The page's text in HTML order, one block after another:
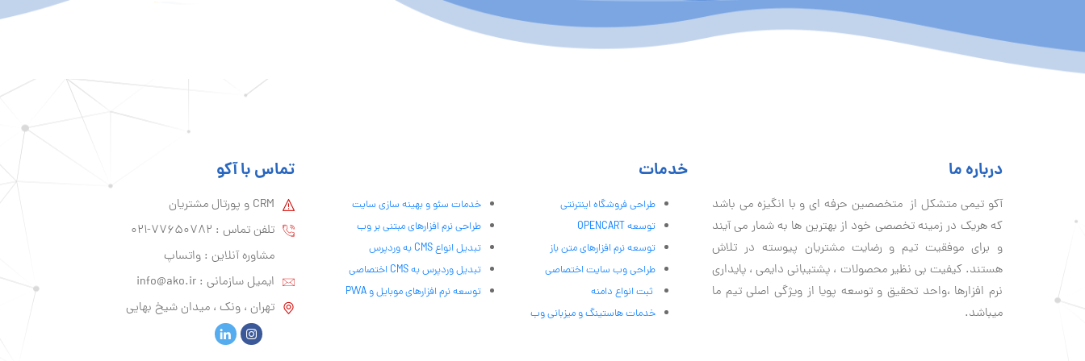
درباره ما
آكو تيمی متشکل از متخصصین حرفه ای و با انگیزه می باشد
که هریک در زمینه تخصصی خود از بهترین ها به شمار می آیند
و برای موفقیت تيم و رضایت مشتریان پیوسته در تلاش
هستند. کیفیت بی نظير محصولات ، پشتیبانی دايمی ، پایداری
نرم افزارها ،واحد تحقیق و توسعه پویا از ویژگی اصلی تیم ما
میباشد.
خدمات
طراحی فروشگاه اینترنتی
توسعه OPENCART
توسعه نرم افزارهای متن باز
طراحی وب سایت اختصاصی
ثبت انواع دامنه
خدمات هاستینگ و میزبانی وب
خدمات سئو و بهینه سازی سایت
طراحی نرم افزارهای مبتنی بر وب
تبدیل انواع CMS به وردپرس
تبدیل وردپرس به CMS اختصاصی
توسعه نرم افزارهای موبایل و PWA
تماس با آکو
CRM و پورتال مشتریان
تلفن تماس :‌ 77650782-021
مشاوره آنلاین : واتساپ
ایمیل سازمانی :‌info@ako.ir
تهران ، ونک ، میدان شیخ بهایی